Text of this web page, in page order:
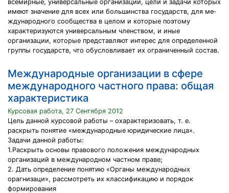
всемирные, универсальные организации, цели и задачи которых
имеют значение для всех или большинства государств, для ме­
ждународного сообщества в целом и которые поэтому
характеризуются универсальным членством, и иные
организации, которые представляют интерес для определенной
группы госу­дарств, что обусловливает их ограниченный состав.
Международные организации в сфере
международного частного права: общая
характеристика
Курсовая работа, 27 Сентября 2012
Цель данной курсовой работы – охарактеризовать, т. е.
раскрыть понятие «международные юридические лица».
Задачи данной работы:
1.Раскрыть основы правового положения международных
организаций в международном частном праве;
2. Дать определение понятию «Органы международных
орагнизаци», рассмотреть их классификацию и порядок
формирования